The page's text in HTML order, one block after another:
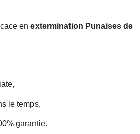
en extermination Punaises de
le temps,
garantie.